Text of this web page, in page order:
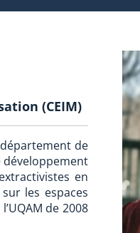
(CEIM)
de
développement
en
les espaces
de 2008